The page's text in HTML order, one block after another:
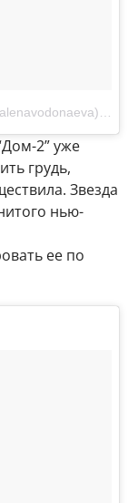
2” уже
грудь,
Звезда
нью-
ее по